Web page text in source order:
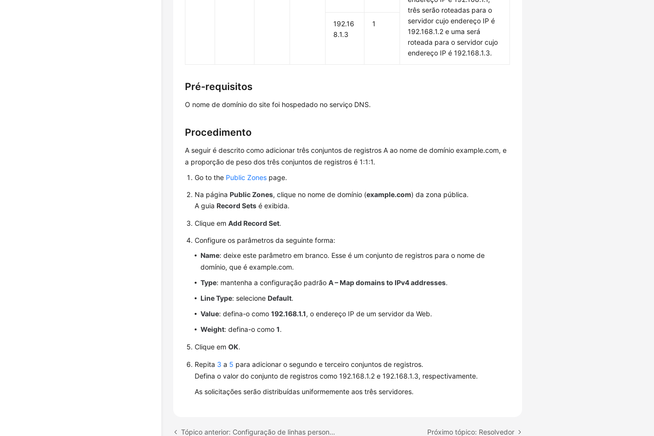
três serão roteadas para o
servidor cujo endereço IP é
192.168.1.2 e uma será
roteada para o servidor cujo
endereço IP é 192.168.1.3.
192.16
8.1.3
1
Pré-requisitos
O nome de domínio do site foi hospedado no serviço DNS.
Procedimento
A seguir é descrito como adicionar três conjuntos de registros A ao nome de domínio example.com, e
a proporção de peso dos três conjuntos de registros é 1:1:1.
Go to the Public Zones page.
Na páginaPublic Zones, clique no nome de domínio (example.com) da zona pública.
A guiaRecord Sets é exibida.
Clique emAdd Record Set.
Configure os parâmetros da seguinte forma:
Name: deixe este parâmetro em branco. Esse é um conjunto de registros para o nome de
domínio, que é example.com.
Type: mantenha a configuração padrãoA – Map domains to IPv4 addresses.
Line Type: selecioneDefault.
Value: defina-o como192.168.1.1, o endereço IP de um servidor da Web.
Weight: defina-o como1.
Clique emOK.
Repita 3 a 5 para adicionar o segundo e terceiro conjuntos de registros.
Defina o valor do conjunto de registros como 192.168.1.2 e 192.168.1.3, respectivamente.
As solicitações serão distribuídas uniformemente aos três servidores.
Tópico anterior: Configuração de linhas personalizadas Próximo tópico: Resolvedor